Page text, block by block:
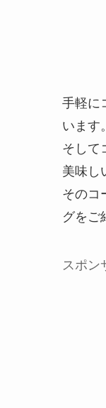
手軽に
います。
そして
美味し
そのコ
グをご
スポン